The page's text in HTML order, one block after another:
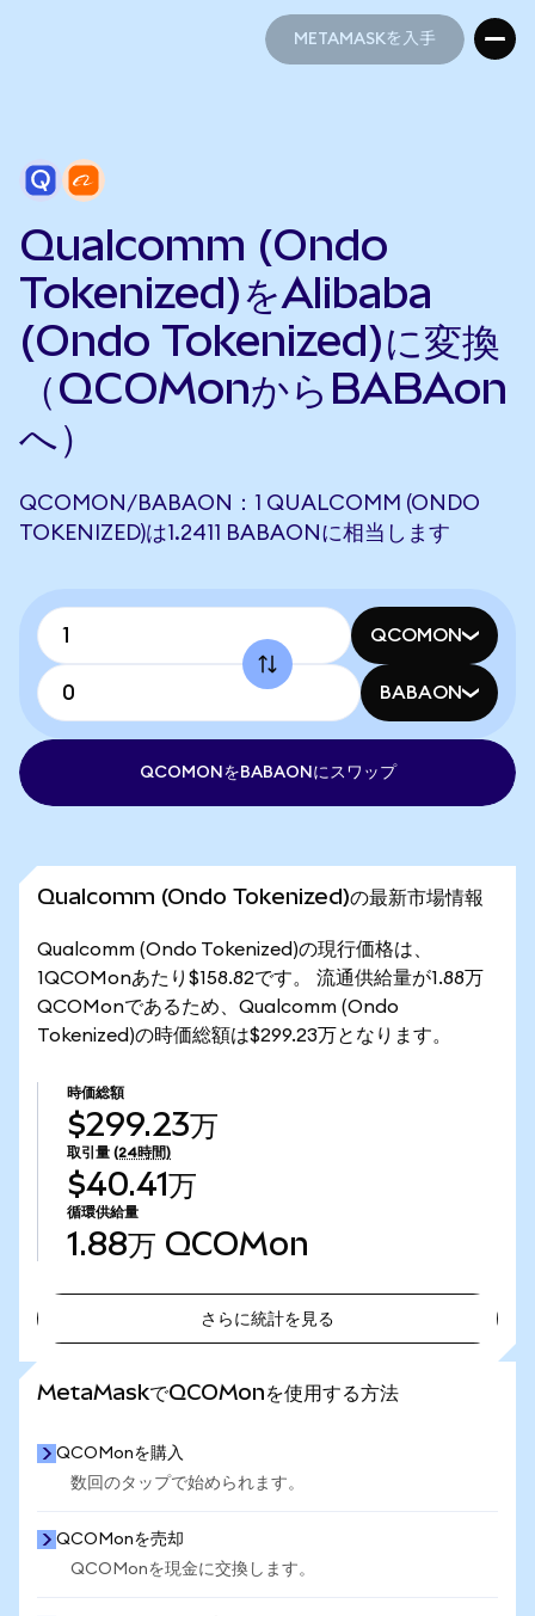
METAMASKを入手
Qualcomm (Ondo
Tokenized)をAlibaba
(Ondo Tokenized)に変換
（QCOMonからBABAon
へ）
QCOMON/BABAON：1 QUALCOMM (ONDO
TOKENIZED)は1.2411 BABAONに相当します
QCOMON
BABAON
QCOMONをBABAONにスワップ
Qualcomm (Ondo Tokenized)の最新市場情報
Qualcomm (Ondo Tokenized)の現行価格は、
1QCOMonあたり$158.82です。 流通供給量が1.88万
QCOMonであるため、Qualcomm (Ondo
Tokenized)の時価総額は$299.23万となります。
時価総額
$299.23万
取引量 (24時間)
$40.41万
循環供給量
1.88万 QCOMon
さらに統計を見る
MetaMaskでQCOMonを使用する方法
QCOMonを購入
数回のタップで始められます。
QCOMonを売却
QCOMonを現金に交換します。